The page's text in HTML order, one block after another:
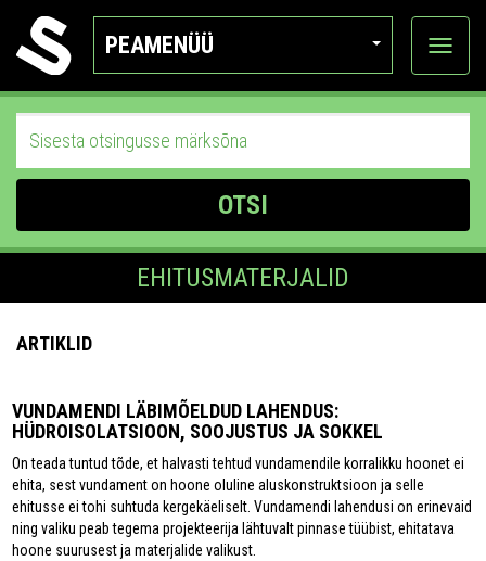
PEAMENÜÜ
Ava
OTSI
EHITUSMATERJALID
ARTIKLID
VUNDAMENDI LÄBIMÕELDUD LAHENDUS:
HÜDROISOLATSIOON, SOOJUSTUS JA SOKKEL
On teada tuntud tõde, et halvasti tehtud vundamendile korralikku hoonet ei
ehita, sest vundament on hoone oluline aluskonstruktsioon ja selle
ehitusse ei tohi suhtuda kergekäeliselt. Vundamendi lahendusi on erinevaid
ning valiku peab tegema projekteerija lähtuvalt pinnase tüübist, ehitatava
hoone suurusest ja materjalide valikust.